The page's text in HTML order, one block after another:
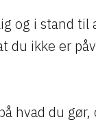
og i stand til
du ikke er
hvad du gør,